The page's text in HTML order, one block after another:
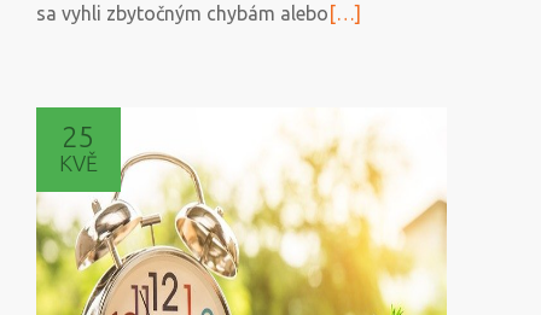
sa vyhli zbytočným chybám aleboPřečtěte
Ako
zabezpečiť
dlhší
život
záhradného
domčeka?
[…]
25
KVĚ